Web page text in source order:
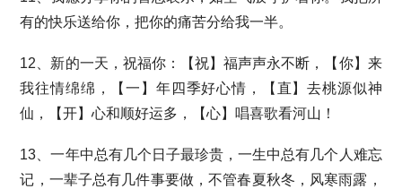
有的快乐送给你，把你的痛苦分给我一半。
12、新的一天，祝福你：【祝】福声声永不断，【你】来
我往情绵绵，【一】年四季好心情，【直】去桃源似神
仙，【开】心和顺好运多，【心】唱喜歌看河山！
13、一年中总有几个日子最珍贵，一生中总有几个人难忘
记，一辈子总有几件事要做，不管春夏秋冬，风寒雨露，